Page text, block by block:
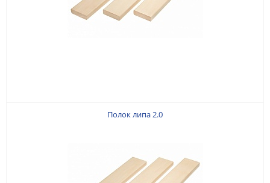
Полок липа 2.0